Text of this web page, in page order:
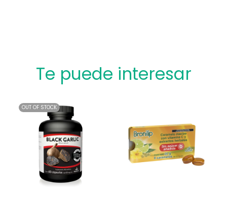
Te puede interesar
OUT OF STOCK